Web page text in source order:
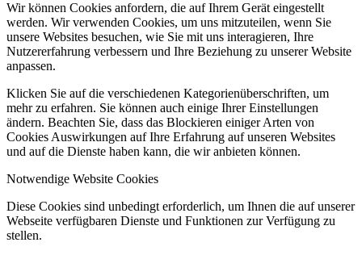
Wir können Cookies anfordern, die auf Ihrem Gerät eingestellt
werden. Wir verwenden Cookies, um uns mitzuteilen, wenn Sie
unsere Websites besuchen, wie Sie mit uns interagieren, Ihre
Nutzererfahrung verbessern und Ihre Beziehung zu unserer Website
anpassen.
Klicken Sie auf die verschiedenen Kategorienüberschriften, um
mehr zu erfahren. Sie können auch einige Ihrer Einstellungen
ändern. Beachten Sie, dass das Blockieren einiger Arten von
Cookies Auswirkungen auf Ihre Erfahrung auf unseren Websites
und auf die Dienste haben kann, die wir anbieten können.
Notwendige Website Cookies
Diese Cookies sind unbedingt erforderlich, um Ihnen die auf unserer
Webseite verfügbaren Dienste und Funktionen zur Verfügung zu
stellen.